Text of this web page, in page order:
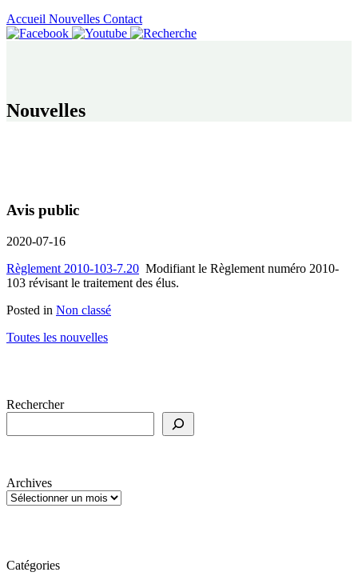
Accueil Nouvelles Contact
Nouvelles
Avis public
2020-07-16
Règlement 2010-103-7.20 Modifiant le Règlement numéro 2010-
103 révisant le traitement des élus.
Posted in Non classé
Toutes les nouvelles
Rechercher
Archives
Catégories